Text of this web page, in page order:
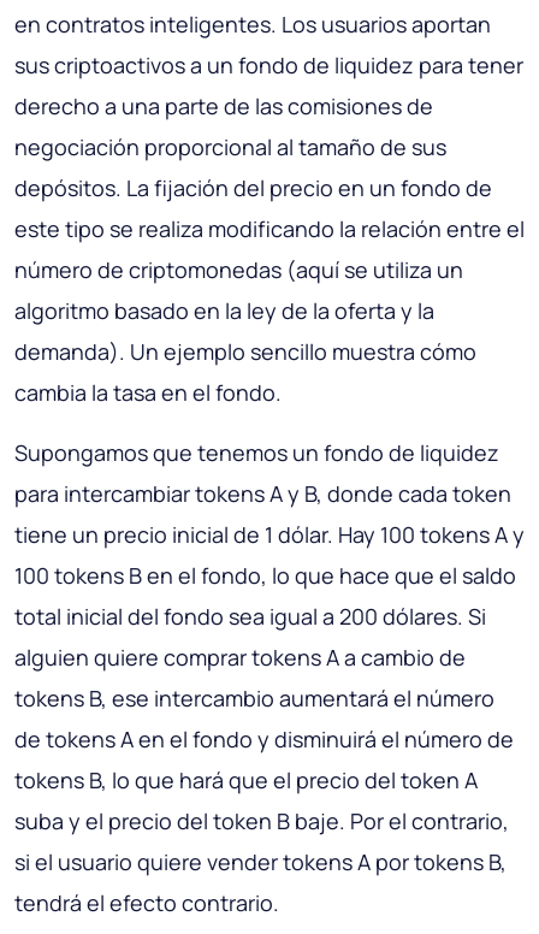
en contratos inteligentes. Los usuarios aportan
sus criptoactivos a un fondo de liquidez para tener
derecho a una parte de las comisiones de
negociación proporcional al tamaño de sus
depósitos. La fijación del precio en un fondo de
este tipo se realiza modificando la relación entre el
número de criptomonedas (aquí se utiliza un
algoritmo basado en la ley de la oferta y la
demanda). Un ejemplo sencillo muestra cómo
cambia la tasa en el fondo.
Supongamos que tenemos un fondo de liquidez
para intercambiar tokens A y B, donde cada token
tiene un precio inicial de 1 dólar. Hay 100 tokens A y
100 tokens B en el fondo, lo que hace que el saldo
total inicial del fondo sea igual a 200 dólares. Si
alguien quiere comprar tokens A a cambio de
tokens B, ese intercambio aumentará el número
de tokens A en el fondo y disminuirá el número de
tokens B, lo que hará que el precio del token A
suba y el precio del token B baje. Por el contrario,
si el usuario quiere vender tokens A por tokens B,
tendrá el efecto contrario.